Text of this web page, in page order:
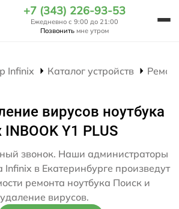
+7 (343) 226-93-53
Ежедневно с 9:00 до 21:00
Позвонить мне утром
Infinix Каталог устройств
вирусов ноутбука
Y1 PLUS
звонок. Наши администраторы
Infinix в Екатеринбурге произведут
ремонта ноутбука Поиск и
удаление вирусов.